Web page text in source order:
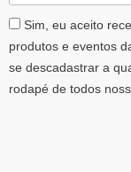
AceiteLGPD
Sim, eu aceito
produtos e eventos
se descadastrar a
rodapé de todos